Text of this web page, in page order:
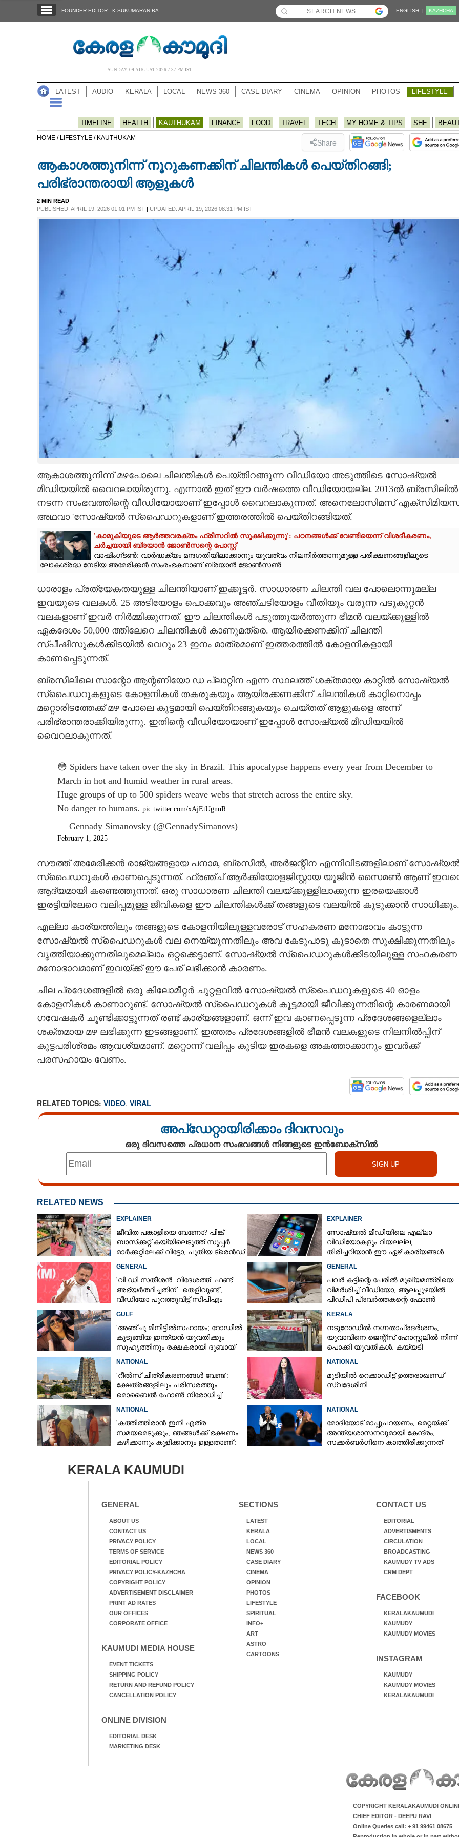
NOTIFIED NEWS
CASE DIARY
CARTOONS
LITERATURE
CONTACT US
FOUNDER EDITOR : K SUKUMARAN BA ENGLISH | KĀZHCHA
SUNDAY, 09 AUGUST 2026 7.37 PM IST
LATEST AUDIO KERALA LOCAL NEWS 360 CASE DIARY CINEMA OPINION PHOTOS LIFESTYLE
TIMELINE HEALTH KAUTHUKAM FINANCE FOOD TRAVEL TECH MY HOME & TIPS SHE
HOME / LIFESTYLE / KAUTHUKAM Share
ആകാശത്തുനിന്ന് നൂറുകണക്കിന് ചിലന്തികൾ പെയ്‌തിറങ്ങി;
പരിഭ്രാന്തരായി ആളുകൾ
2 MIN READ
PUBLISHED: APRIL 19, 2026 01:01 PM IST| UPDATED: APRIL 19, 2026 08:31 PM IST
ആകാശത്തുനിന്ന് മഴപോലെ ചിലന്തികൾ പെയ്തിറങ്ങുന്ന വീഡിയോ അടുത്തിടെ സോഷ്യൽ
മീഡിയയിൽ വെെറലായിരുന്നു. എന്നാൽ ഇത് ഈ വർഷത്തെ വീഡിയോയല്ല. 2013ൽ ബ്രസീലിൽ
നടന്ന സംഭവത്തിന്റെ വീഡിയോയാണ് ഇപ്പോൾ വെെറലാകുന്നത്. അനെലോസിമസ്
അഥവാ 'സോഷ്യൽ സ്‌പൈഡറുകളാണ് ഇത്തരത്തിൽ പെയ്തിറങ്ങിയത്.
'കാമുകിയുടെ ആർത്തവരക്തം ഫ്രീസറിൽ സൂക്ഷിക്കുന്നു': പഠനങ്ങൾക്ക് വേണ്ടിയെന്ന് വിശദീകരണം,​
ചർച്ചയായി ബ്രയാൻ ജോൺസന്റെ പോസ്റ്റ്
വാഷിംഗ്ടൺ: വാർദ്ധക്യം മന്ദഗതിയിലാക്കാനും യുവത്വം നിലനിർത്താനുമുള്ള പരീക്ഷണങ്ങളിലൂടെ
ലോകശ്രദ്ധ നേടിയ അമേരിക്കൻ സംരംഭകനാണ് ബ്രയാൻ ജോൺസൺ....
ധാരാളം പ്രത്യേകതയുള്ള ചിലന്തിയാണ് ഇക്കൂട്ടർ. സാധാരണ ചിലന്തി വല പോലൊന്നുമല്ല
ഇവയുടെ വലകൾ. 25 അടിയോളം പൊക്കവും അഞ്ചടിയോളം വീതിയും വരുന്ന പടുകൂറ്റൻ
വലകളാണ് ഇവർ നിർമ്മിക്കുന്നത്. ഈ ചിലന്തികൾ പടുത്തുയർത്തുന്ന ഭീമൻ വലയ്‌ക്കുള്ളിൽ
ഏകദേശം 50,000 ത്തിലേറെ ചിലന്തികൾ കാണുമത്രെ. ആയിരക്കണക്കിന് ചിലന്തി
സ്‌പീഷീസുകൾക്കിടയിൽ വെറും 23 ഇനം മാത്രമാണ് ഇത്തരത്തിൽ കോളനികളായി
കാണപ്പെടുന്നത്.
ബ്രസീലിലെ സാന്റോ ആന്റണിയോ ഡ പ്ലാറ്റിന എന്ന സ്ഥലത്ത് ശക്തമായ കാറ്റിൽ സോഷ്യൽ
സ്‌പൈഡറുകളുടെ കോളനികൾ തകരുകയും ആയിരക്കണക്കിന് ചിലന്തികൾ കാറ്റിനൊപ്പം
മറ്റൊരിടത്തേക്ക് മഴ പോലെ കൂട്ടമായി പെയ്‌തിറങ്ങുകയും ചെയ്‌തത് ആളുകളെ അന്ന്
പരിഭ്രാന്തരാക്കിയിരുന്നു. ഇതിന്റെ വീഡിയോയാണ് ഇപ്പോൾ സോഷ്യൽ മീഡിയയിൽ
വെെറലാകുന്നത്.
😳 Spiders have taken over the sky in Brazil. This apocalypse happens every year from December to
March in hot and humid weather in rural areas.
Huge groups of up to 500 spiders weave webs that stretch across the entire sky.
No danger to humans. pic.twitter.com/xAjEtUgnnR
— Gennady Simanovsky (@GennadySimanovs)
February 1, 2025
സൗത്ത് അമേരിക്കൻ രാജ്യങ്ങളായ പനാമ, ബ്രസീൽ, അർജന്റീന എന്നിവിടങ്ങളിലാണ്
സ്പൈഡറുകൾ കാണപ്പെടുന്നത്. ഫ്രഞ്ച് ആർക്കിയോളജിസ്റ്റായ യൂജീൻ സൈമൺ ആണ്
ആദ്യമായി കണ്ടെത്തുന്നത്. ഒരു സാധാരണ ചിലന്തി വലയ്‌ക്കുള്ളിലാക്കുന്ന ഇരയെക്കാൾ
ഇരട്ടിയിലേറെ വലിപ്പമുള്ള ജീവികളെ ഈ ചിലന്തികൾക്ക് തങ്ങളുടെ വലയിൽ കുടുക്കാൻ സാധിക്കും.
എല്ലാ കാര്യത്തിലും തങ്ങളുടെ കോളനിയിലുള്ളവരോട് സഹകരണ മനോഭാവം കാട്ടുന്ന
സോഷ്യൽ സ്‌പൈഡറുകൾ വല നെയ്യുന്നതിലും അവ കേടുപാടു കൂടാതെ സൂക്ഷിക്കുന്നതിലും
വൃത്തിയാക്കുന്നതിലുമെല്ലാം ഒറ്റക്കെട്ടാണ്. സോഷ്യൽ സ്‌പൈഡറുകൾക്കിടയിലുള്ള സഹകരണ
മനോഭാവമാണ് ഇവയ്ക്ക് ഈ പേര് ലഭിക്കാൻ കാരണം.
ചില പ്രദേശങ്ങളിൽ ഒരു കിലോമീറ്റർ ചുറ്റളവിൽ സോഷ്യൽ സ്‌പൈഡറുകളുടെ 40 ഓളം
കോളനികൾ കാണാറുണ്ട്. സോഷ്യൽ സ്‌പൈഡറുകൾ കൂട്ടമായി ജീവിക്കുന്നതിന്റെ കാരണമായി
ഗവേഷകർ ചൂണ്ടിക്കാട്ടുന്നത് രണ്ട് കാര്യങ്ങളാണ്. ഒന്ന് ഇവ കാണപ്പെടുന്ന പ്രദേശങ്ങളെല്ലാം
ശക്തമായ മഴ ലഭിക്കുന്ന ഇടങ്ങളാണ്. ഇത്തരം പ്രദേശങ്ങളിൽ ഭീമൻ വലകളുടെ നിലനിൽപ്പിന്
കൂട്ടപരിശ്രമം ആവശ്യമാണ്. മറ്റൊന്ന് വലിപ്പം കൂടിയ ഇരകളെ അകത്താക്കാനും ഇവർക്ക്
പരസഹായം വേണം.
RELATED TOPICS: VIDEO, VIRAL
അപ്ഡേറ്റായിരിക്കാം ദിവസവും
ഒരു ദിവസത്തെ പ്രധാന സംഭവങ്ങൾ നിങ്ങളുടെ ഇൻബോക്സിൽ
RELATED NEWS
EXPLAINER
ജീവിത പങ്കാളിയെ വേണോ? പിങ്ക്
ബാസ്‌ക്കറ്റ് കയ്യിലെടുത്ത് സൂപ്പർ
മാർക്കറ്റിലേക്ക് വിട്ടോ; പുതിയ ട്രെൻഡ്
EXPLAINER
സോഷ്യൽ മീഡിയിലെ എല്ലാ
വീഡിയോകളും റിയലല്ല;
തിരിച്ചറിയാൻ ഈ ഏഴ് കാര്യങ്ങൾ
GENERAL
'വി ഡി സതീശൻ വിദേശത്ത് ഫണ്ട്
അഭ്യർത്ഥിച്ചതിന് തെളിവുണ്ട്';
വീഡിയോ പുറത്തുവിട്ട് സിപിഎം
GENERAL
പവർ കട്ടിന്റെ പേരിൽ മുഖ്യമന്ത്രിയെ
വിമർശിച്ച് വീഡിയോ; ആലപ്പുഴയിൽ
പിഡിപി പ്രവർത്തകന്റെ ഫോൺ
GULF
'അഞ്ചു മിനിട്ടിൽസഹായം; റോഡിൽ
കുടുങ്ങിയ ഇന്ത്യൻ യുവതിക്കും
സുഹൃത്തിനും രക്ഷകരായി ദുബായ്
KERALA
നടുറോഡിൽ നഗ്നതാപ്രദർശനം,
യുവാവിനെ ജെന്റ്സ് ഹോസ്റ്റലിൽ നിന്ന്
പൊക്കി യുവതികൾ: കയ്യടി
NATIONAL
'റീൽസ് ചിത്രീകരണങ്ങൾ വേണ്ട':
ക്ഷേത്രങ്ങളിലും പരിസരത്തും
മൊബൈൽ ഫോൺ നിരോധിച്ച്
NATIONAL
മുടിയിൽ റെക്കാഡിട്ട് ഉത്തരാഖണ്ഡ്
സ്വദേശിനി
NATIONAL
'കത്തിത്തീരാൻ ഇനി എത്ര
സമയമെടുക്കും, ഞങ്ങൾക്ക് ഭക്ഷണം
കഴിക്കാനും കുളിക്കാനും ഉള്ളതാണ്':
NATIONAL
മോദിയോട് മാപ്പുപറയണം, മെറ്റയ്ക്ക്
അന്ത്യശാസനവുമായി കേന്ദ്രം;
സക്കർബർഗിനെ കാത്തിരിക്കുന്നത്
KERALA KAUMUDI
GENERAL
ABOUT US
CONTACT US
PRIVACY POLICY
TERMS OF SERVICE
EDITORIAL POLICY
PRIVACY POLICY-KAZHCHA
COPYRIGHT POLICY
ADVERTISEMENT DISCLAIMER
PRINT AD RATES
OUR OFFICES
CORPORATE OFFICE
KAUMUDI MEDIA HOUSE
EVENT TICKETS
SHIPPING POLICY
RETURN AND REFUND POLICY
CANCELLATION POLICY
ONLINE DIVISION
EDITORIAL DESK
MARKETING DESK
SECTIONS
LATEST
KERALA
LOCAL
NEWS 360
CASE DIARY
CINEMA
OPINION
PHOTOS
LIFESTYLE
SPIRITUAL
INFO+
ART
ASTRO
CARTOONS
CONTACT US
EDITORIAL
ADVERTISMENTS
CIRCULATION
BROADCASTING
KAUMUDY TV ADS
CRM DEPT
FACEBOOK
KERALAKAUMUDI
KAUMUDY
KAUMUDY MOVIES
INSTAGRAM
KAUMUDY
KAUMUDY MOVIES
KERALAKAUMUDI
COPYRIGHT KERALAKAUMUDI
CHIEF EDITOR - DEEPU RAVI
Online Queries call: + 91 99461 08675
ആകാശത്തുനിന്ന് നൂറുകണക്കിന്
ആളുകൾ
Share this link